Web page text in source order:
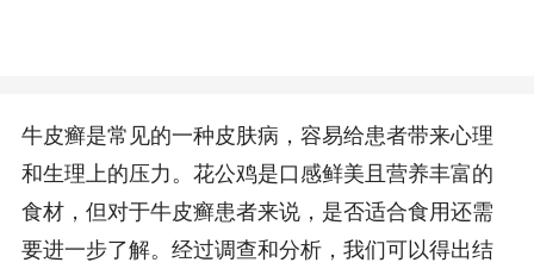
牛皮癣是常见的一种皮肤病，容易给患者带来心理
和生理上的压力。花公鸡是口感鲜美且营养丰富的
食材，但对于牛皮癣患者来说，是否适合食用还需
要进一步了解。经过调查和分析，我们可以得出结